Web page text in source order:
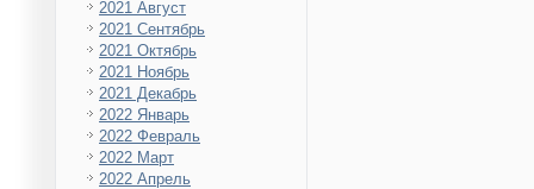
2021 Август
2021 Сентябрь
2021 Октябрь
2021 Ноябрь
2021 Декабрь
2022 Январь
2022 Февраль
2022 Март
2022 Апрель